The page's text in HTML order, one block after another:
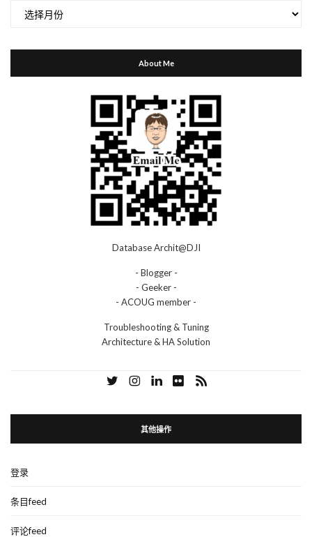
About Me
Database Archit@DJI
- Blogger -
- Geeker -
- ACOUG member -
Troubleshooting & Tuning
Architecture & HA Solution
其他操作
登录
条目feed
评论feed